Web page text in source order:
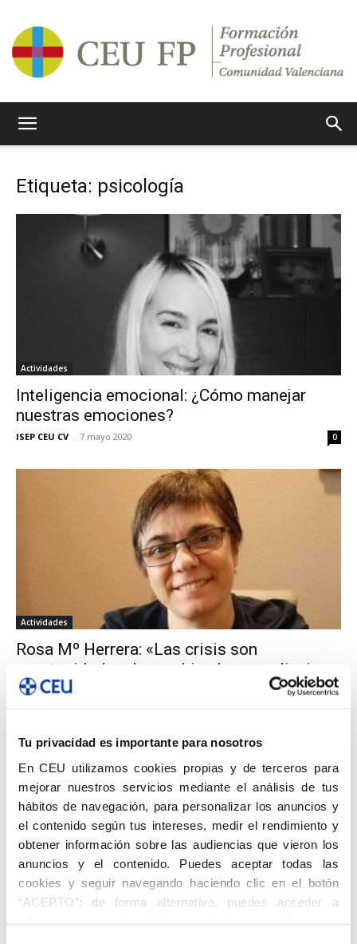
Tu privacidad es importante para nosotros
En CEU utilizamos cookies propias y de terceros para
mejorar nuestros servicios mediante el análisis de tus
hábitos de navegación, para personalizar los anuncios y
el contenido según tus intereses, medir el rendimiento y
obtener información sobre las audiencias que vieron los
anuncios y el contenido. Puedes aceptar todas las
cookies y seguir navegando haciendo clic en el botón
“ACEPTO”; de forma alternativa, puedes acceder a
CEU
CV
Etiqueta: psicología
Actividades
Inteligencia emocional: ¿Cómo manejar
nuestras emociones?
ISEP CEU CV - 7 mayo 2020 0
Actividades
Rosa Mº Herrera: «Las crisis son
oportunidades de cambio, de aprendizaje»
ISEP CEU CV 0
Actividades
Un Café Virtual con, nueva iniciativa del
ISEP CEU CV